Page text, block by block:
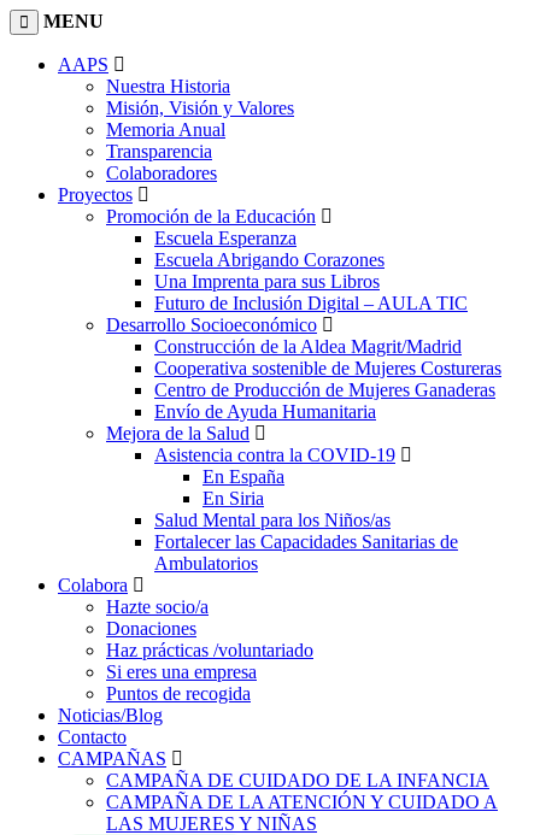
MENU
AAPS
Nuestra Historia
Misión, Visión y Valores
Memoria Anual
Transparencia
Colaboradores
Proyectos
Promoción de la Educación
Escuela Esperanza
Escuela Abrigando Corazones
Una Imprenta para sus Libros
Futuro de Inclusión Digital – AULA TIC
Desarrollo Socioeconómico
Construcción de la Aldea Magrit/Madrid
Cooperativa sostenible de Mujeres Costureras
Centro de Producción de Mujeres Ganaderas
Envío de Ayuda Humanitaria
Mejora de la Salud
Asistencia contra la COVID-19
En España
En Siria
Salud Mental para los Niños/as
Fortalecer las Capacidades Sanitarias de
Ambulatorios
Colabora
Hazte socio/a
Donaciones
Haz prácticas /voluntariado
Si eres una empresa
Puntos de recogida
Noticias/Blog
Contacto
CAMPAÑAS
CAMPAÑA DE CUIDADO DE LA INFANCIA
CAMPAÑA DE LA ATENCIÓN Y CUIDADO A
LAS MUJERES Y NIÑAS